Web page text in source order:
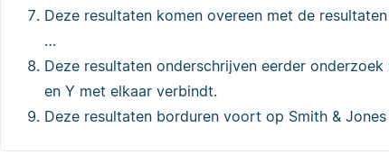
Deze resultaten komen overeen met de
…
Deze resultaten onderschrijven eerder
en Y met elkaar verbindt.
Deze resultaten borduren voort op Smith &